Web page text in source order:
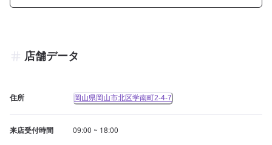
店舗データ
住所 岡山県岡山市北区学南町2-4-7
来店受付時間 09:00 ~ 18:00